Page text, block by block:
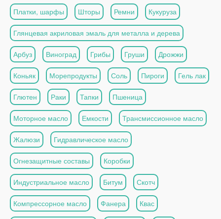
Платки, шарфы Шторы Ремни Кукуруза
Глянцевая акриловая эмаль для металла и дерева
Арбуз Виноград Грибы Груши Дрожжи
Коньяк Морепродукты Соль Пироги Гель лак
Глютен Раки Тапки Пшеница
Моторное масло Емкости Трансмиссионное масло
Жалюзи Гидравлическое масло
Огнезащитные составы Коробки
Индустриальное масло Битум Скотч
Компрессорное масло Фанера Квас